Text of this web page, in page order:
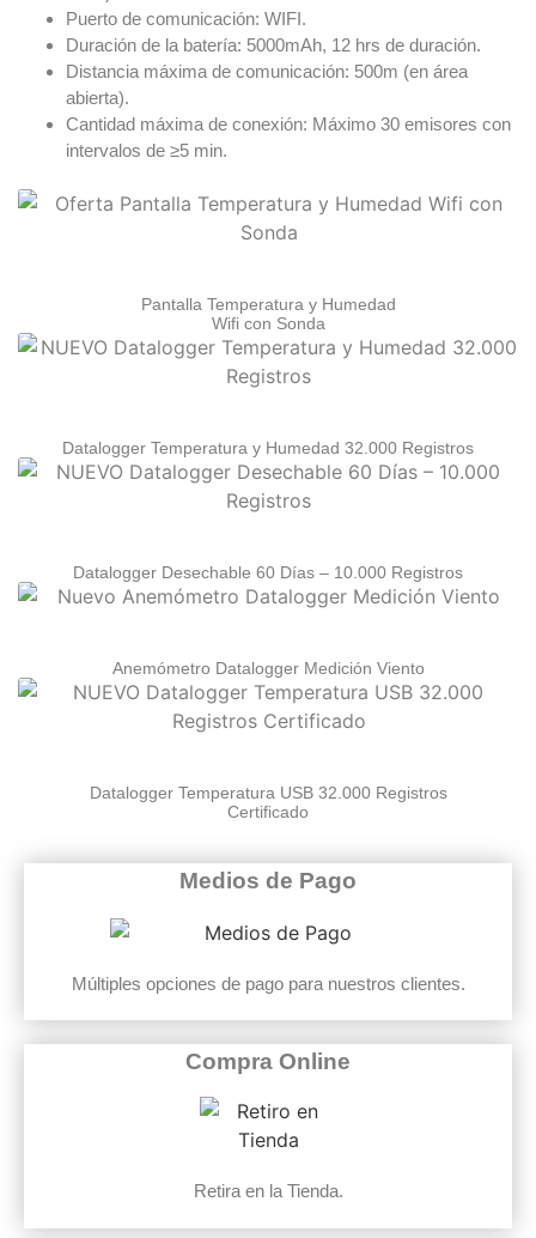
Puerto de comunicación: WIFI.
Duración de la batería: 5000mAh, 12 hrs de duración.
Distancia máxima de comunicación: 500m (en área
abierta).
Cantidad máxima de conexión: Máximo 30 emisores con
intervalos de ≥5 min.
Pantalla Temperatura y Humedad
Wifi con Sonda
Datalogger Temperatura y Humedad 32.000 Registros
Datalogger Desechable 60 Días – 10.000 Registros
Anemómetro Datalogger Medición Viento
Datalogger Temperatura USB 32.000 Registros
Certificado
Medios de Pago
Múltiples opciones de pago para nuestros clientes.
Compra Online
Retira en la Tienda.